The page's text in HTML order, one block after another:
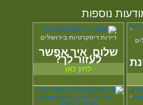
נוספות
דירות דיסקרטיות בירושלים
שלום, איך אפשר
לעזור לך?
לחץ כאן